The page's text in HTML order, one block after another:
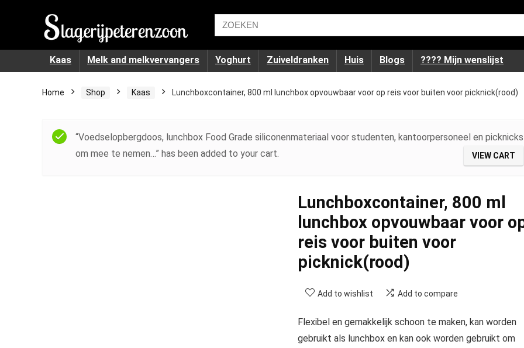
Kaas Melk and melkvervangers Yoghurt Zuiveldranken Huis Blogs ???? Mijn wenslijst
Home Shop Kaas Lunchboxcontainer, 800 ml lunchbox opvouwbaar voor op reis voor buiten voor picknick(rood)
“Voedselopbergdoos, lunchbox Food Grade siliconenmateriaal voor studenten, kantoorpersoneel en picknicks
om mee te nemen…” has been added to your cart.
VIEW CART
Lunchboxcontainer, 800 ml
lunchbox opvouwbaar voor
reis voor buiten voor
picknick(rood)
Add to wishlist Add to compare
Flexibel en gemakkelijk schoon te maken, kan worden
gebruikt als lunchbox en kan ook worden gebruikt om